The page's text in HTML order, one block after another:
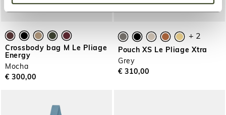
Crossbody bag M Le Pliage
Energy
Mocha
€ 300,00
+ 2
Pouch XS Le Pliage Xtra
Grey
€ 310,00